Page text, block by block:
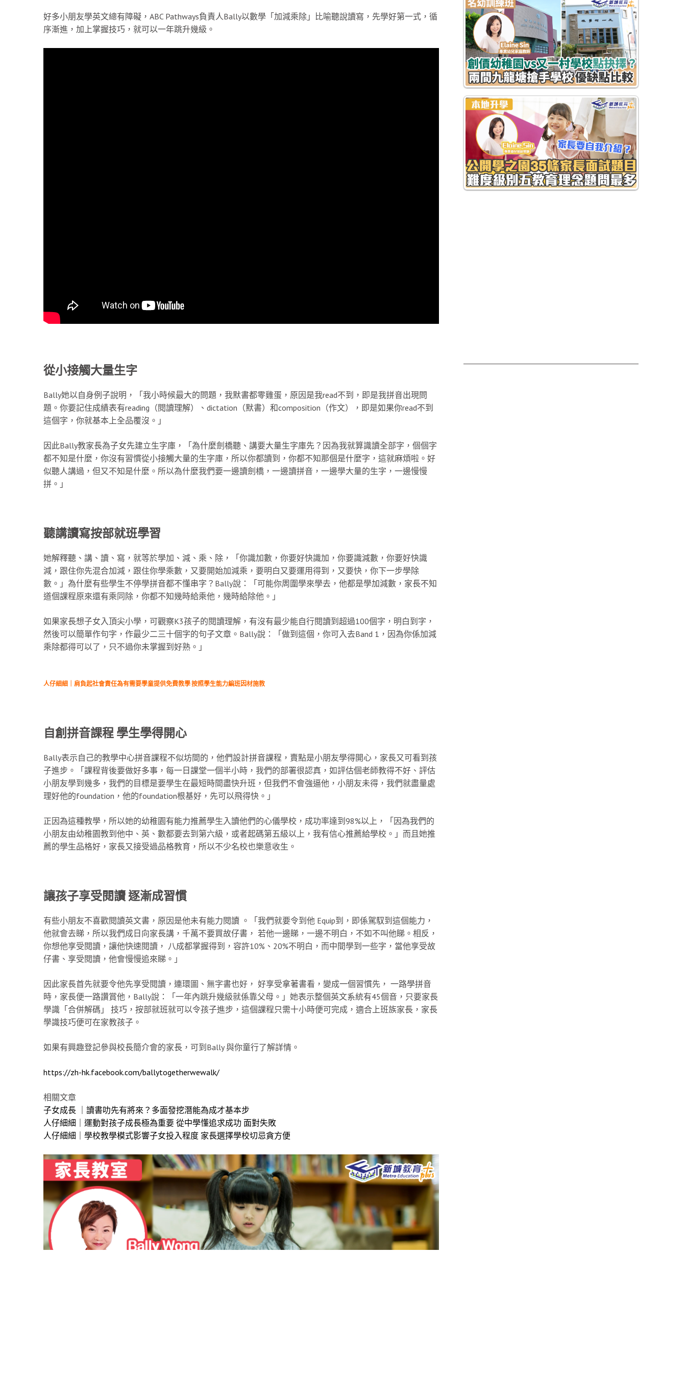
好多小朋友學英文總有障礙，ABC Pathways負責人Bally以數學「加減乘除」比喻聽說讀寫，先學好第一式，循
序漸進，加上掌握技巧，就可以一年跳升幾級。
從小接觸大量生字
Bally她以自身例子說明，「我小時候最大的問題，我默書都零雞蛋，原因是我read不到，即是我拼音出現問
題。你要記住成績表有reading（閱讀理解）、dictation（默書）和composition（作文），即是如果你read不到
這個字，你就基本上全品覆沒。」
因此Bally教家長為子女先建立生字庫，「為什麼劍橋聽、講要大量生字庫先？因為我就算識讀全部字，個個字
都不知是什麼，你沒有習慣從小接觸大量的生字庫，所以你都讀到，你都不知那個是什麼字，這就麻煩啦。好
似聽人講過，但又不知是什麼。所以為什麼我們要一邊讀劍橋，一邊讀拼音，一邊學大量的生字，一邊慢慢
拼。」
聽講讀寫按部就班學習
她解釋聽、講、讀、寫，就等於學加、減、乘、除，「你識加數，你要好快識加，你要識減數，你要好快識
減，跟住你先混合加減，跟住你學乘數，又要開始加減乘，要明白又要運用得到，又要快，你下一步學除
數。」為什麼有些學生不停學拼音都不懂串字？Bally說：「可能你周圍學來學去，他都是學加減數，家長不知
道個課程原來還有乘同除，你都不知幾時給乘他，幾時給除他。」
如果家長想子女入頂尖小學，可觀察K3孩子的閱讀理解，有沒有最少能自行閱讀到超過100個字，明白到字，
然後可以簡單作句字，作最少二三十個字的句子文章。Bally說：「做到這個，你可入去Band 1，因為你係加減
乘除都得可以了，只不過你未掌握到好熟。」
人仔細細｜肩負起社會責任為有需要學童提供免費教學 按照學生能力編班因材施教
自創拼音課程 學生學得開心
Bally表示自己的教學中心拼音課程不似坊間的，他們設計拼音課程，賣點是小朋友學得開心，家長又可看到孩
子進步。「課程背後要做好多事，每一日課堂一個半小時，我們的部署很認真，如評估個老師教得不好、評估
小朋友學到幾多，我們的目標是要學生在最短時間盡快升班，但我們不會強逼他，小朋友未得，我們就盡量處
理好他的foundation，他的foundation根基好，先可以飛得快。」
正因為這種教學，所以她的幼稚園有能力推薦學生入讀他們的心儀學校，成功率達到98%以上，「因為我們的
小朋友由幼稚園教到他中、英、數都要去到第六級，或者起碼第五級以上，我有信心推薦給學校。」而且她推
薦的學生品格好，家長又接受過品格教育，所以不少名校也樂意收生。
讓孩子享受閱讀 逐漸成習慣
有些小朋友不喜歡閱讀英文書，原因是他未有能力閱讀 。「我們就要令到他 Equip到，即係駕馭到這個能力，
他就會去睇，所以我們成日向家長講，千萬不要買故仔書， 若他一邊睇，一邊不明白，不如不叫他睇。相反，
你想他享受閱讀，讓他快速閱讀， 八成都掌握得到，容許10%、20%不明白，而中間學到一些字，當他享受故
仔書、享受閱讀，他會慢慢追來睇。」
因此家長首先就要令他先享受閱讀，連環圖、無字書也好， 好享受拿著書看，變成一個習慣先， 一路學拼音
時，家長便一路讚賞他，Bally說：「一年內跳升幾級就係靠父母。」她表示整個英文系統有45個音，只要家長
學識「合併解碼」 技巧，按部就班就可以令孩子進步，這個課程只需十小時便可完成，適合上班族家長，家長
學識技巧便可在家教孩子。
如果有興趣登記參與校長簡介會的家長，可到Bally 與你童行了解詳情。
https://zh-hk.facebook.com/ballytogetherwewalk/
相關文章
子女成長 ｜讀書叻先有將來？多面發挖潛能為成才基本步
人仔細細｜運動對孩子成長極為重要 從中學懂追求成功 面對失敗
人仔細細｜學校教學模式影響子女投入程度 家長選擇學校切忌貪方便